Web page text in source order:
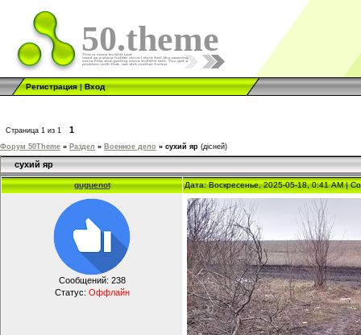
50.theme
Регистрация|Вход
Страница 1 из 1 1
Форум 50Theme » Раздел » Военное дело » сухий яр (дісней)
сухий яр
guguenot Дата: Воскресенье, 2025-05-18, 0:41 AM |
Сообщений: 238
Статус: Оффлайн